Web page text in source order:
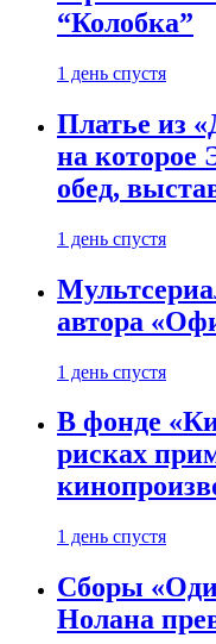
“Колобка”
1 день спустя
Платье из
на которое
обед,
1 день спустя
автора
1 день спустя
В фонде
рисках
1 день спустя
Сборы
Нолана